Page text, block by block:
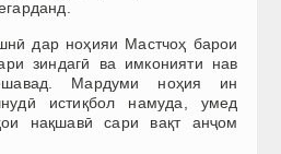
дар ноҳияи Мастчоҳ барои
зиндагӣ ва имконияти нав
Мардуми ноҳия ин
истиқбол намуда, умед
нақшавӣ сари вақт анҷом